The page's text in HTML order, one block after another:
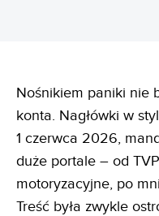
Nośnikiem paniki nie
konta. Nagłówki w
1 czerwca 2026,
duże portale – od
motoryzacyjne, po
Treść była zwykle